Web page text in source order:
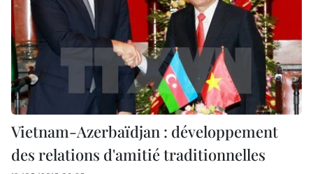
Vietnam-Azerbaïdjan : développement
des relations d'amitié traditionnelles